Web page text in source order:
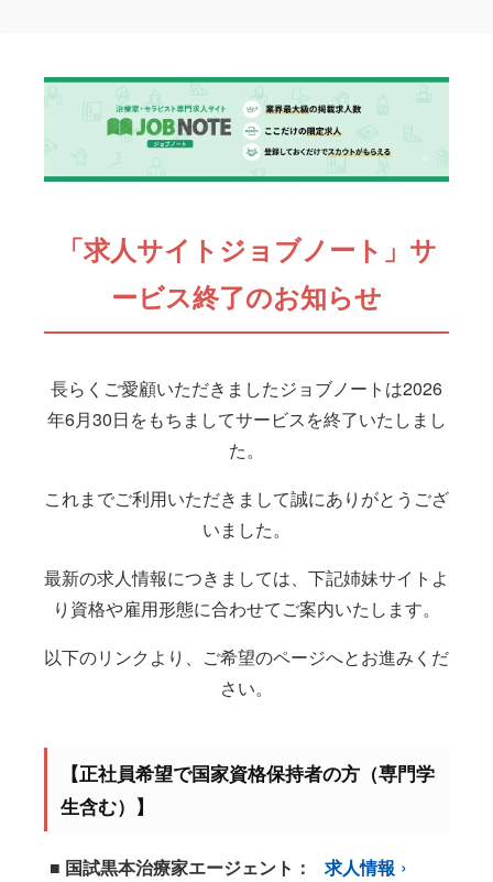
「求人サイトジョブノート」サ
ービス終了のお知らせ
長らくご愛顧いただきましたジョブノートは2026
年6月30日をもちましてサービスを終了いたしまし
た。
これまでご利用いただきまして誠にありがとうござ
いました。
最新の求人情報につきましては、下記姉妹サイトよ
り資格や雇用形態に合わせてご案内いたします。
以下のリンクより、ご希望のページへとお進みくだ
さい。
【正社員希望で国家資格保持者の方（専門学
生含む）】
■ 国試黒本治療家エージェント： 求人情報